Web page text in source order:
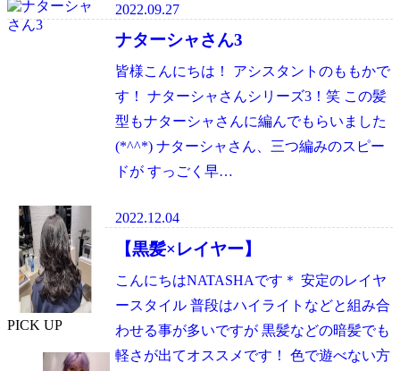
2022.09.27
ナターシャさん3
皆様こんにちは！ アシスタントのももかで
す！ ナターシャさんシリーズ3！笑 この髪
型もナターシャさんに編んでもらいました
(*^^*) ナターシャさん、三つ編みのスピー
ドが すっごく早…
2022.12.04
【黒髪×レイヤー】
こんにちはNATASHAです＊ 安定のレイヤ
ースタイル 普段はハイライトなどと組み合
わせる事が多いですが 黒髪などの暗髪でも
軽さが出てオススメです！ 色で遊べない方
PICK UP